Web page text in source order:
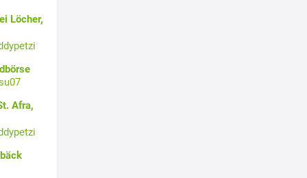
Löcher,
Afra,